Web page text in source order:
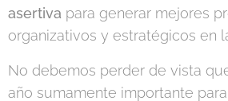
asertiva para generar mejores
organizativos y estratégicos en
No debemos perder de vista
año sumamente importante